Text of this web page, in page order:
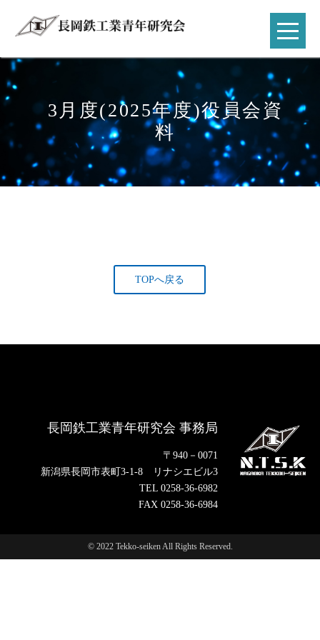
3月度(2025年度)役員会資
料
TOPへ戻る
長岡鉄工業青年研究会 事務局
〒940－0071
新潟県長岡市表町3-1-8 リナシエビル3
TEL 0258-36-6982
FAX 0258-36-6984
© 2022 Tekko-seiken All Rights Reserved.